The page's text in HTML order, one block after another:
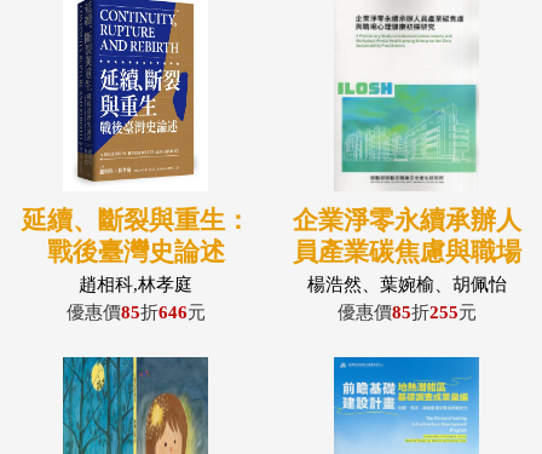
延續、斷裂與重生：
戰後臺灣史論述
趙相科,林孝庭
優惠價85折646元
企業淨零永續承辦人
員產業碳焦慮與職場
心理健康初探研究
楊浩然、葉婉榆、胡佩怡
優惠價85折255元